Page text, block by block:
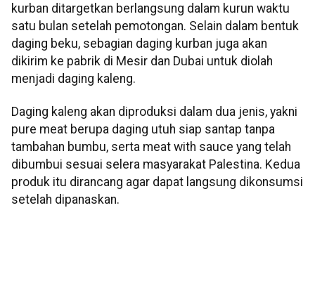
kurban ditargetkan berlangsung dalam kurun waktu
satu bulan setelah pemotongan. Selain dalam bentuk
daging beku, sebagian daging kurban juga akan
dikirim ke pabrik di Mesir dan Dubai untuk diolah
menjadi daging kaleng.
Daging kaleng akan diproduksi dalam dua jenis, yakni
pure meat berupa daging utuh siap santap tanpa
tambahan bumbu, serta meat with sauce yang telah
dibumbui sesuai selera masyarakat Palestina. Kedua
produk itu dirancang agar dapat langsung dikonsumsi
setelah dipanaskan.